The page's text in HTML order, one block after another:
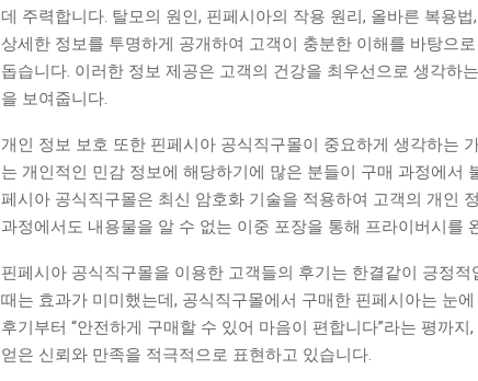
데 주력합니다. 탈모의 원인, 핀페시아의 작용 원리, 올바른 복용
상세한 정보를 투명하게 공개하여 고객이 충분한 이해를 바탕으
돕습니다. 이러한 정보 제공은 고객의 건강을 최우선으로 생각하는
을 보여줍니다.
개인 정보 보호 또한 핀페시아 공식직구몰이 중요하게 생각하는
는 개인적인 민감 정보에 해당하기에 많은 분들이 구매 과정에서
페시아 공식직구몰은 최신 암호화 기술을 적용하여 고객의 개인
과정에서도 내용물을 알 수 없는 이중 포장을 통해 프라이버시를
핀페시아 공식직구몰을 이용한 고객들의 후기는 한결같이 긍정적
때는 효과가 미미했는데, 공식직구몰에서 구매한 핀페시아는 눈
후기부터 “안전하게 구매할 수 있어 마음이 편합니다”라는 평까
얻은 신뢰와 만족을 적극적으로 표현하고 있습니다.